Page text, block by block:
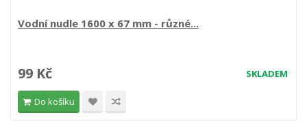
Vodní nudle 1600 x 67 mm - různé...
SKLADEM
99 Kč
Do košíku